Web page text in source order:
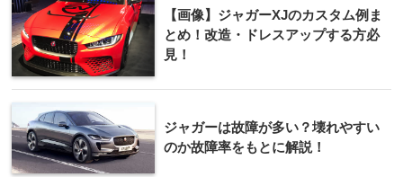
【画像】ジャガーXJのカスタム例ま
とめ！改造・ドレスアップする方必
見！
ジャガーは故障が多い？壊れやすい
のか故障率をもとに解説！